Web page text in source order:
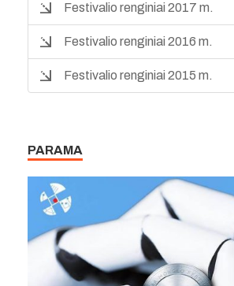
Festivalio renginiai 2017 m.
Festivalio renginiai 2016 m.
Festivalio renginiai 2015 m.
PARAMA